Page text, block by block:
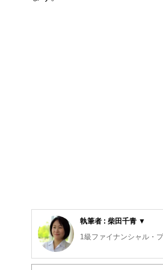
執筆者 : 柴田千青 ▼
1級ファイナンシャル・
2級DCプランナー/精神